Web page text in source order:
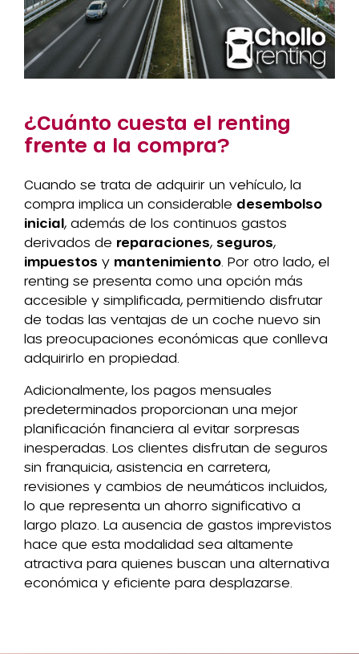
¿Cuánto cuesta el renting
frente a la compra?
Cuando se trata de adquirir un vehículo, la
compra implica un considerable desembolso
inicial, además de los continuos gastos
derivados de reparaciones, seguros,
impuestos y mantenimiento . Por otro lado, el
renting se presenta como una opción más
accesible y simplificada, permitiendo disfrutar
de todas las ventajas de un coche nuevo sin
las preocupaciones económicas que conlleva
adquirirlo en propiedad.
Adicionalmente, los pagos mensuales
predeterminados proporcionan una mejor
planificación financiera al evitar sorpresas
inesperadas. Los clientes disfrutan de seguros
sin franquicia, asistencia en carretera,
revisiones y cambios de neumáticos incluidos,
lo que representa un ahorro significativo a
largo plazo. La ausencia de gastos imprevistos
hace que esta modalidad sea altamente
atractiva para quienes buscan una alternativa
económica y eficiente para desplazarse.